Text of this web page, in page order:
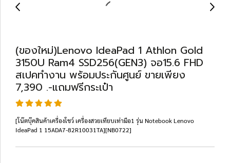
(ของใหม่)Lenovo IdeaPad 1 Athlon Gold
3150U Ram4 SSD256(GEN3) จอ15.6 FHD
สเปคทำงาน พร้อมประกันศูนย์ ขายเพียง
7,390 .-แถมฟรีกระเป๋า
[โน๊ตบุ๊คสินค้าเครื่องโชว์ เครื่องสวยเทียบเท่ามือ1 รุ่น Notebook Lenovo
IdeaPad 1 15ADA7-82R10031TA][NB0722]